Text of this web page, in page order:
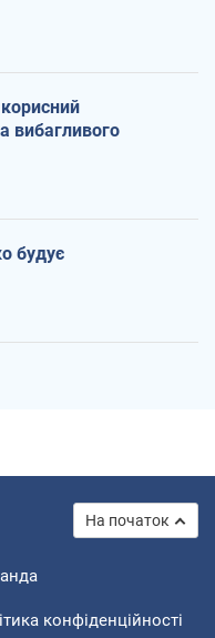
вибагливого
будує
На початок
конфіденційності